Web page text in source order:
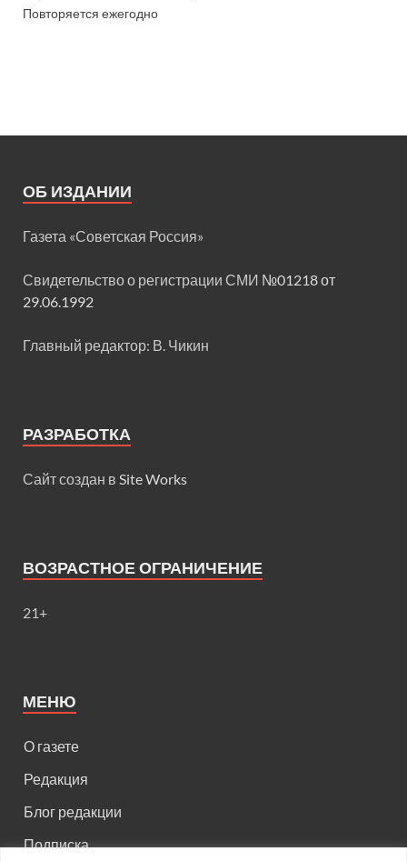
Повторяется ежегодно
ОБ ИЗДАНИИ
Газета «Советская Россия»
Свидетельство о регистрации СМИ №01218 от
29.06.1992
Главный редактор: В. Чикин
РАЗРАБОТКА
Сайт создан в Site Works
ВОЗРАСТНОЕ ОГРАНИЧЕНИЕ
21+
МЕНЮ
О газете
Редакция
Блог редакции
Подписка